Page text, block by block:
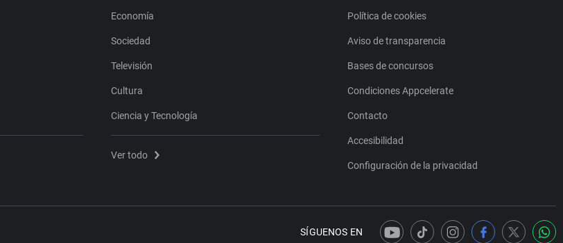
Economía
Sociedad
Televisión
Cultura
Ciencia y Tecnología
Ver todo
Política de cookies
Aviso de transparencia
Bases de concursos
Condiciones Appcelerate
Contacto
Accesibilidad
Configuración de la privacidad
SÍGUENOS EN